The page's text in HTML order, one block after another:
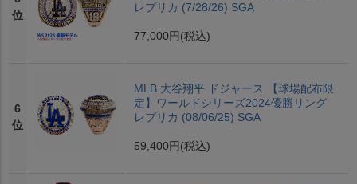
位
レプリカ (7/28/26) SGA
77,000円 (税込)
6
位
MLB 大谷翔平 ドジャース 【球場配布限
定】ワールドシリーズ2024優勝リング
レプリカ (08/06/25) SGA
59,400円 (税込)